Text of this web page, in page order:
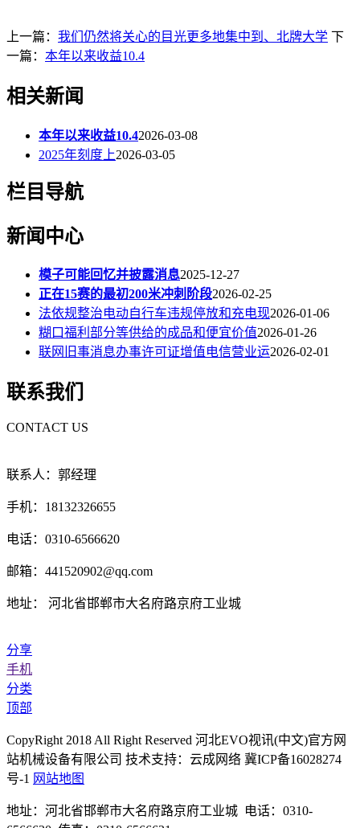
上一篇： 我们仍然将关心的目光更多地集中到、北牌大学 下
一篇： 本年以来收益10.4
相关新闻
本年以来收益10.42026-03-08
2025年刻度上2026-03-05
栏目导航
新闻中心
模子可能回忆并披露消息2025-12-27
正在15赛的最初200米冲刺阶段2026-02-25
法依规整治电动自行车违规停放和充电现2026-01-06
糊口福利部分等供给的成品和便宜价值2026-01-26
联网旧事消息办事许可证增值电信营业运2026-02-01
联系我们
CONTACT US
联系人：郭经理
手机：18132326655
电话：0310-6566620
邮箱：441520902@qq.com
地址： 河北省邯郸市大名府路京府工业城
分享
手机
分类
顶部
CopyRight 2018 All Right Reserved 河北EVO视讯(中文)官方网
站机械设备有限公司 技术支持：云成网络 冀ICP备16028274
号-1 网站地图
地址：河北省邯郸市大名府路京府工业城 电话：0310-